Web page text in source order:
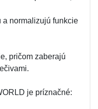
a normalizujú funkcie
pričom zaberajú
je príznačné: